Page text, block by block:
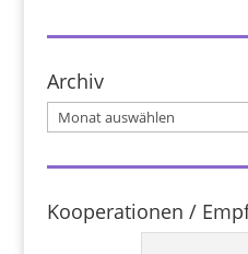
Archiv
Archiv
Kooperationen /